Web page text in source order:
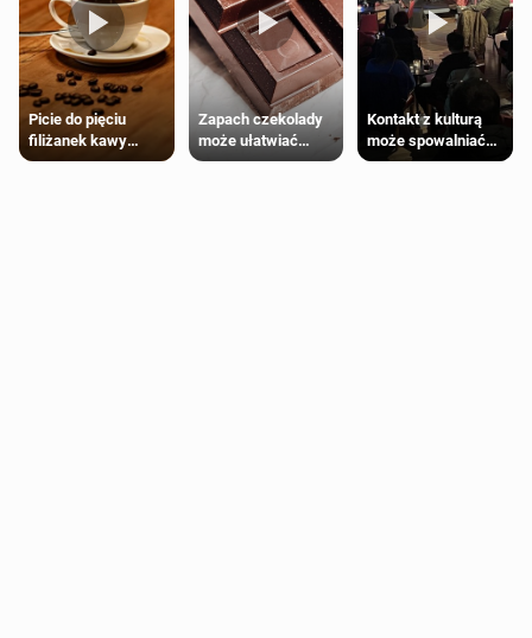
Picie do pięciu
filiżanek kawy
dziennie jest
Zapach czekolady
może ułatwiać
trening siłowy
Kontakt z kulturą
może spowalniać
starzenie